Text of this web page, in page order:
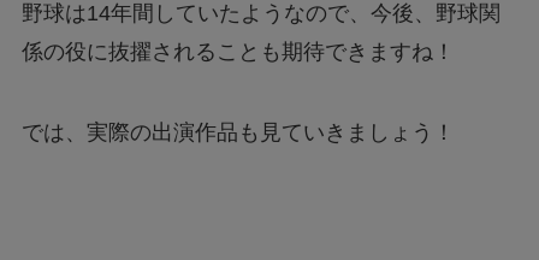
野球は14年間していたようなので、今後、野球関
係の役に抜擢されることも期待できますね！
では、実際の出演作品も見ていきましょう！